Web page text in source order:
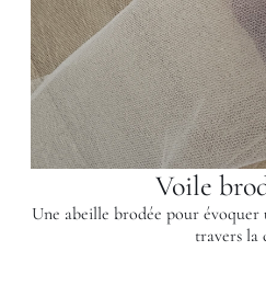
Voile
Une abeille brodée pour évoquer
travers la